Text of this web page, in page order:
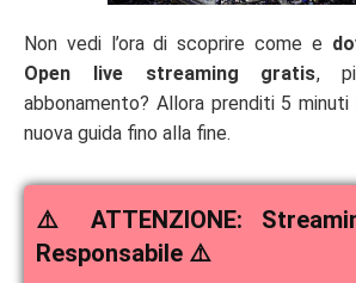
Non vedi l’ora di scoprire come e
Open live streaming gratis,
abbonamento? Allora prenditi 5
nuova guida fino alla fine.
⚠️ ATTENZIONE:
Responsabile ⚠️